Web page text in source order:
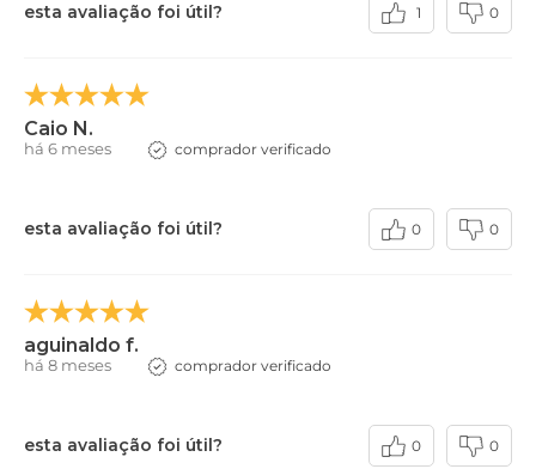
esta avaliação foi útil? 1 0
Caio N.
há 6 meses comprador verificado
esta avaliação foi útil? 0 0
aguinaldo f.
há 8 meses comprador verificado
esta avaliação foi útil? 0 0